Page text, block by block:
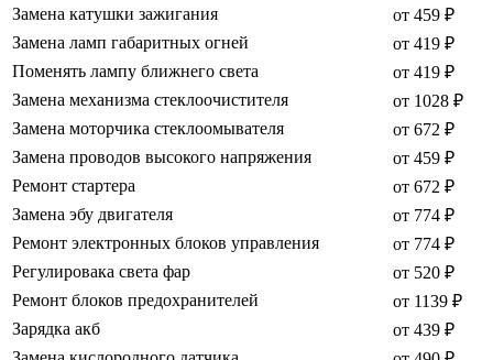
Замена катушки зажигания
от 459 ₽
Замена ламп габаритных огней
от 419 ₽
Поменять лампу ближнего света
от 419 ₽
Замена механизма стеклоочистителя
от 1028 ₽
Замена моторчика стеклоомывателя
от 672 ₽
Замена проводов высокого напряжения
от 459 ₽
Ремонт стартера
от 672 ₽
Замена эбу двигателя
от 774 ₽
Ремонт электронных блоков управления
от 774 ₽
Регулировака света фар
от 520 ₽
Ремонт блоков предохранителей
от 1139 ₽
Зарядка акб
от 439 ₽